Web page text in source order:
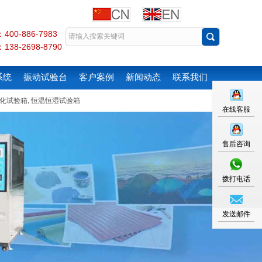
400-886-7983
138-2698-8790
统 振动试验台 客户案例 新闻动态 联系我们
试验箱,恒温恒湿试验箱
在线客服
售后咨询
拨打电话
发送邮件